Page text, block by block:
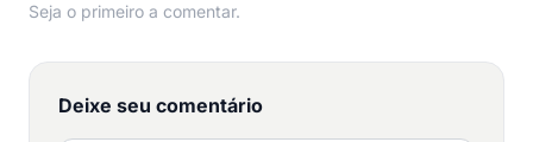
Seja o primeiro a comentar.
Deixe seu comentário